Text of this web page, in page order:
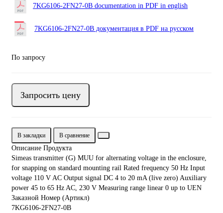
7KG6106-2FN27-0B documentation in PDF in english
7KG6106-2FN27-0B документация в PDF на русском
По запросу
Запросить цену
В закладки В сравнение
Описание Продукта
Simeas transmitter (G) MUU for alternating voltage in the enclosure,
for snapping on standard mounting rail Rated frequency 50 Hz Input
voltage 110 V AC Output signal DC 4 to 20 mA (live zero) Auxiliary
power 45 to 65 Hz AC, 230 V Measuring range linear 0 up to UEN
Заказной Номер (Артикл)
7KG6106-2FN27-0B